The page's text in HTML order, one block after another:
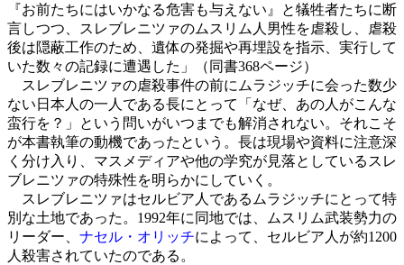
『お前たちにはいかなる危害も与えない』と犠牲者たちに断
言しつつ、スレブレニツァのムスリム人男性を虐殺し、虐殺
後は隠蔽工作のため、遺体の発掘や再埋設を指示、実行して
いた数々の記録に遭遇した」（同書368ページ）
スレブレニツァの虐殺事件の前にムラジッチに会った数少
ない日本人の一人である長にとって「なぜ、あの人がこんな
蛮行を？」という問いがいつまでも解消されない。それこそ
が本書執筆の動機であったという。長は現場や資料に注意深
く分け入り、マスメディアや他の学究が見落としているスレ
ブレニツァの特殊性を明らかにしていく。
スレブレニツァはセルビア人であるムラジッチにとって特
別な土地であった。1992年に同地では、ムスリム武装勢力の
リーダー、 ナセル・オリッチによって、セルビア人が約1200
人殺害されていたのである。